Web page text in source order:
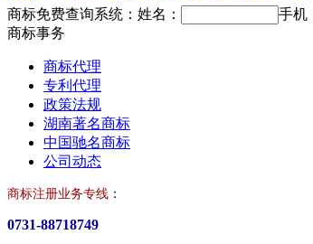
商标免费查询系统： 姓名： 手机
商标事务
商标代理
专利代理
政策法规
湖南著名商标
中国驰名商标
公司动态
商标注册业务专线 ：
0731-88718749